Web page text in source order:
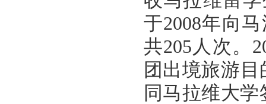
于2008年向
共205人次。
团出境旅游
同马拉维大